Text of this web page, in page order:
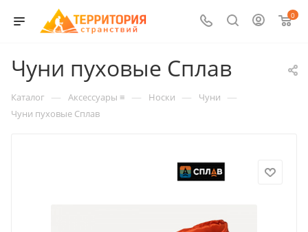
0
Чуни пуховые Сплав
Каталог — Аксессуары ≡ — Носки — Чуни —
Чуни пуховые Сплав